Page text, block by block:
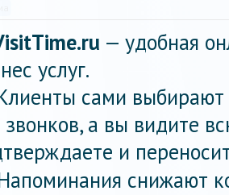
— удобная
услуг.
сами
звонков, а вы видите
и
снижают